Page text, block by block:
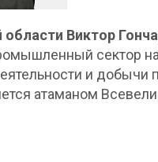
Виктор
сектор
и добычи
атаманом